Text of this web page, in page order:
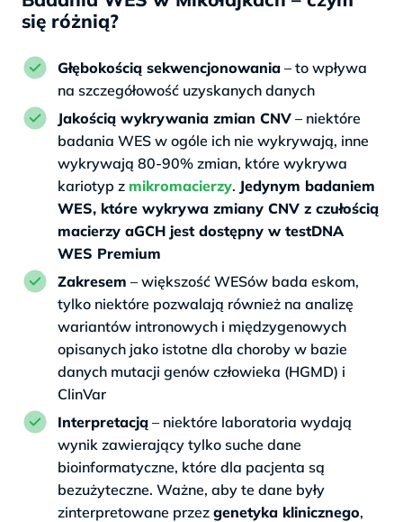
się różnią?
Głębokością sekwencjonowania – to wpływa
na szczegółowość uzyskanych danych
Jakością wykrywania zmian CNV – niektóre
badania WES w ogóle ich nie wykrywają, inne
wykrywają 80-90% zmian, które wykrywa
kariotyp z mikromacierzy. Jedynym badaniem
WES, które wykrywa zmiany CNV z czułością
macierzy aGCH jest dostępny w testDNA
WES Premium
Zakresem – większość WESów bada eskom,
tylko niektóre pozwalają również na analizę
wariantów intronowych i międzygenowych
opisanych jako istotne dla choroby w bazie
danych mutacji genów człowieka (HGMD) i
ClinVar
Interpretacją – niektóre laboratoria wydają
wynik zawierający tylko suche dane
bioinformatyczne, które dla pacjenta są
bezużyteczne. Ważne, aby te dane były
zinterpretowane przez genetyka klinicznego,